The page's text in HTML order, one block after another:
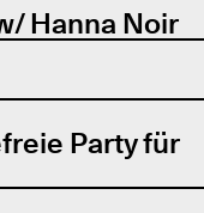
Hanna Noir
Party für